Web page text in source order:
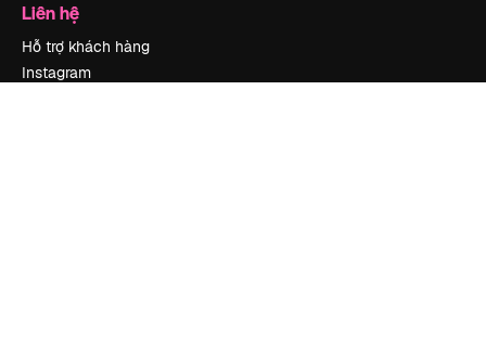
Liên hệ
Hỗ trợ khách hàng
Instagram